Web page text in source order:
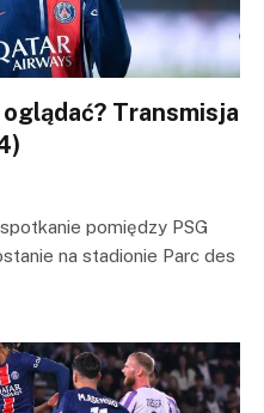
Transmisja
pomiędzy PSG
na stadionie Parc des